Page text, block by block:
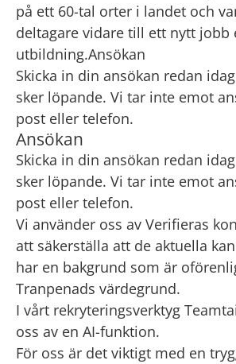
på ett 60-tal orter i landet och
deltagare vidare till ett nytt jobb
utbildning.Ansökan
Skicka in din ansökan redan
sker löpande. Vi tar inte emot
post eller telefon.
Ansökan
Skicka in din ansökan redan
sker löpande. Vi tar inte emot
post eller telefon.
Vi använder oss av Verifieras
att säkerställa att de aktuella
har en bakgrund som är
Tranpenads värdegrund.
I vårt rekryteringsverktyg
oss av en AI-funktion.
För oss är det viktigt med en